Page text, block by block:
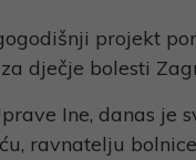
projekt
dječje bolesti
Ine, danas je
ravnatelju